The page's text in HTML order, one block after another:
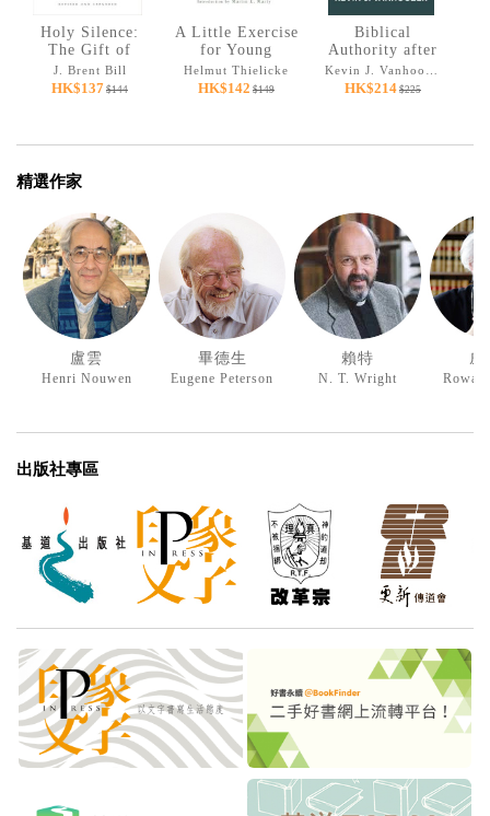
Holy Silence:
The Gift of
Quaker
Spirituality
J. Brent Bill
HK$137 $144
A Little Exercise
for Young
Theologians
Helmut Thielicke
HK$142 $149
Biblical
Authority after
Babel: Retrieving
the Solas in the
HK$214 $225
精選作家
盧雲
Henri Nouwen
畢德生
Eugene Peterson
賴特
N. T. Wright
威
出版社專區